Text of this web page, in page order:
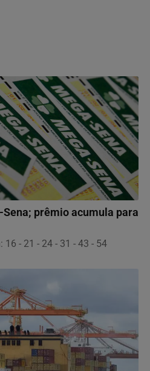
prêmio acumula para
- 21 - 24 - 31 - 43 - 54